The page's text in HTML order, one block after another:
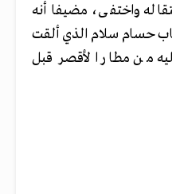
واختفى، مضيفا أنه
حسام سلام الذي ألقت
من مطار الأقصر قبل